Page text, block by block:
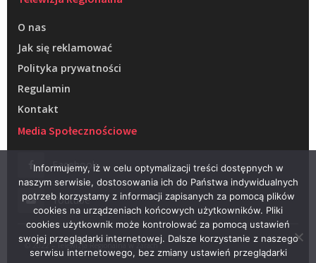
O nas
Jak się reklamować
Polityka prywatności
Regulamin
Kontakt
Media Społecznościowe
Facebook
Youtube
© 2022 – Telewizja Regionalna w Żarach
Informujemy, iż w celu optymalizacji treści dostępnych w
naszym serwisie, dostosowania ich do Państwa indywidualnych
potrzeb korzystamy z informacji zapisanych za pomocą plików
cookies na urządzeniach końcowych użytkowników. Pliki
cookies użytkownik może kontrolować za pomocą ustawień
swojej przeglądarki internetowej. Dalsze korzystanie z naszego
serwisu internetowego, bez zmiany ustawień przeglądarki